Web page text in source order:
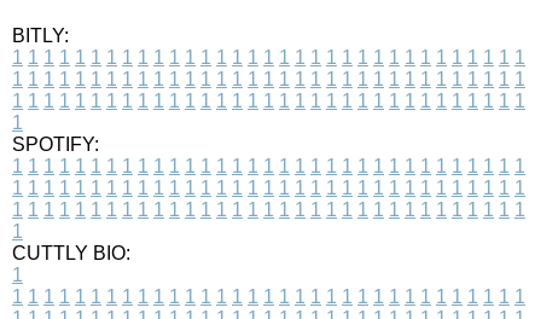
BITLY:
1 1 1 1 1 1 1 1 1 1 1 1 1 1 1 1 1 1 1 1 1 1 1 1 1 1 1 1 1 1 1 1 1
1 1 1 1 1 1 1 1 1 1 1 1 1 1 1 1 1 1 1 1 1 1 1 1 1 1 1 1 1 1 1 1 1
1 1 1 1 1 1 1 1 1 1 1 1 1 1 1 1 1 1 1 1 1 1 1 1 1 1 1 1 1 1 1 1 1
1
SPOTIFY:
1 1 1 1 1 1 1 1 1 1 1 1 1 1 1 1 1 1 1 1 1 1 1 1 1 1 1 1 1 1 1 1 1
1 1 1 1 1 1 1 1 1 1 1 1 1 1 1 1 1 1 1 1 1 1 1 1 1 1 1 1 1 1 1 1 1
1 1 1 1 1 1 1 1 1 1 1 1 1 1 1 1 1 1 1 1 1 1 1 1 1 1 1 1 1 1 1 1 1
1
CUTTLY BIO:
1
1 1 1 1 1 1 1 1 1 1 1 1 1 1 1 1 1 1 1 1 1 1 1 1 1 1 1 1 1 1 1 1 1